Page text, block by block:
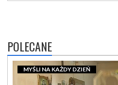
POLECANE
MYŚLI NA KAŻDY DZIEŃ